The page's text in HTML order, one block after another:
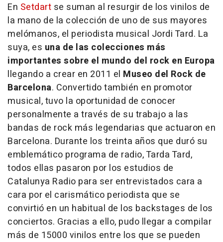
En Setdart se suman al resurgir de los vinilos de
la mano de la colección de uno de sus mayores
melómanos, el periodista musical Jordi Tard. La
suya, es una de las colecciones más
importantes sobre el mundo del rock en Europa
llegando a crear en 2011 el Museo del Rock de
Barcelona. Convertido también en promotor
musical, tuvo la oportunidad de conocer
personalmente a través de su trabajo a las
bandas de rock más legendarias que actuaron en
Barcelona. Durante los treinta años que duró su
emblemático programa de radio, Tarda Tard,
todos ellas pasaron por los estudios de
Catalunya Radio para ser entrevistados cara a
cara por el carismático periodista que se
convirtió en un habitual de los backstages de los
conciertos. Gracias a ello, pudo llegar a compilar
más de 15000 vinilos entre los que se pueden